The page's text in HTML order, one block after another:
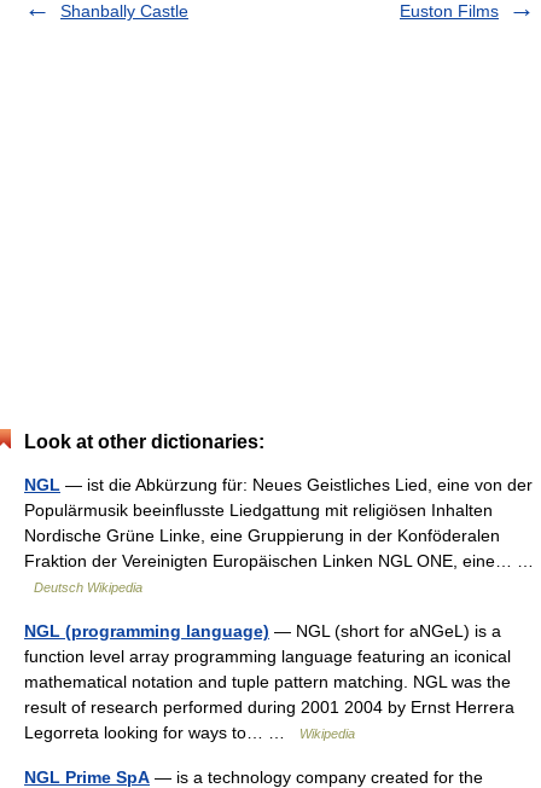
Shanbally Castle
Euston Films
Look at other dictionaries:
NGL — ist die Abkürzung für: Neues Geistliches Lied, eine von der
Populärmusik beeinflusste Liedgattung mit religiösen Inhalten
Nordische Grüne Linke, eine Gruppierung in der Konföderalen
Fraktion der Vereinigten Europäischen Linken NGL ONE, eine… …
Deutsch Wikipedia
NGL (programming language) — NGL (short for aNGeL) is a
function level array programming language featuring an iconical
mathematical notation and tuple pattern matching. NGL was the
result of research performed during 2001 2004 by Ernst Herrera
Legorreta looking for ways to… …
Wikipedia
NGL Prime SpA — is a technology company created for the